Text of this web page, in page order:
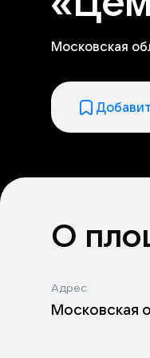
Московская
О
Адрес
Московская